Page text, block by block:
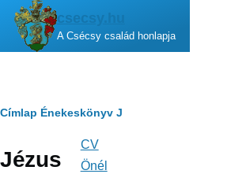
Ugrás a tartalomra
csecsy.hu
A Csécsy család honlapja
Morzsa
Címlap Énekeskönyv J
Jézus navigáció
CV
Önél